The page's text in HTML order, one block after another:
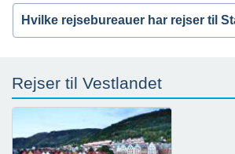
Hvilke rejsebureauer har rejser til
Rejser til Vestlandet